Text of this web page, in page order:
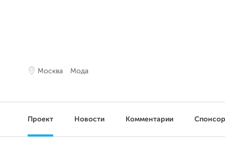
Москва Мода
Проект Новости Комментарии